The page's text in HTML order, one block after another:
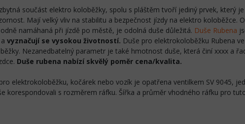
součást elektro koloběžky, spolu s pláštěm tvoří jediný prvek, který
Mají velký vliv na stabilitu a bezpečnost jízdy na elektro koloběžce.
namáhaná při jízdě po městě, je odolná duše důležitá. Duše Rubena
vyznačují se vysokou životností. Duše pro elektrokoloběžku Rubena
Nezanedbatelný parametr je také hmotnost duše, která činí xxxx a
Duše rubena nabízí skvělý poměr cena/kvalita.
elektrokoloběžku, kočárek nebo vozík je opatřena ventilkem SV 9045,
korespondovali s rozměrem ráfku. Šířka a průměr vhodného ráfku pro